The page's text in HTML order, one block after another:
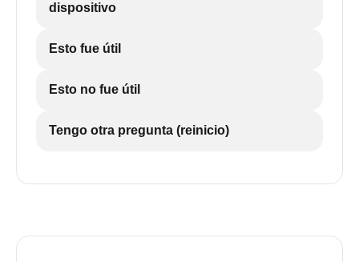
dispositivo
Esto fue útil
Esto no fue útil
Tengo otra pregunta (reinicio)